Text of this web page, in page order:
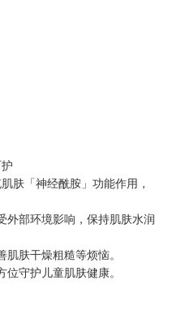
肌肤「神经酰胺」功能作用，
外部环境影响，保持肌肤水润
肤干燥粗糙等烦恼。
守护儿童肌肤健康。